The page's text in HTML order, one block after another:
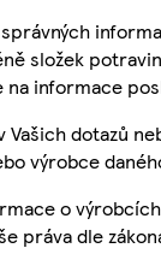
složek
na informace
Vašich dotazů
výrobce
o
práva dle